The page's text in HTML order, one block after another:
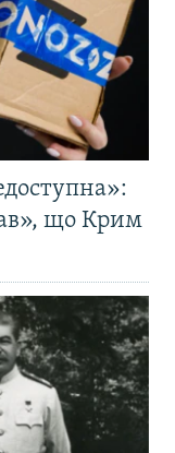
що Крим